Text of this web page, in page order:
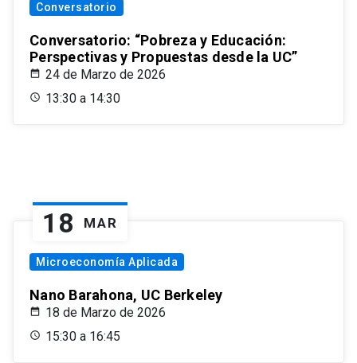
Conversatorio
Conversatorio: “Pobreza y Educación:
Perspectivas y Propuestas desde la UC”
24 de Marzo de 2026
13:30 a 14:30
18 MAR
Microeconomía Aplicada
Nano Barahona, UC Berkeley
18 de Marzo de 2026
15:30 a 16:45